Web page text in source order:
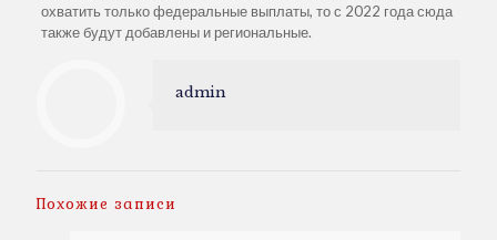
охватить только федеральные выплаты, то с 2022 года сюда
также будут добавлены и региональные.
admin
Похожие записи